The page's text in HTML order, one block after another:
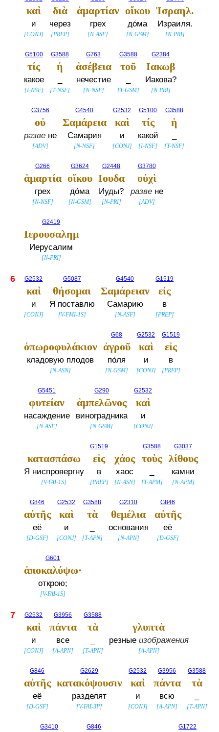
καὶ
и
[CONJ]
διὰ
через
[PREP]
ἁμαρτίαν
грех
[N-ASF]
οἴκου
до́ма
[N-GSM]
Ἰσραηλ.
Израиля.
[N-PRI]
G5100
τίς
какое
[I-NSF]
G3588
ἡ
[T-NSF]
G763
ἀσέβεια
нечестие
[N-NSF]
G3588
τοῦ
[T-GSM]
G2384
Ιακωβ
Иакова?
[N-PRI]
G3756
οὐ
развене
[ADV]
G4540
Σαμάρεια
Самария
[N-NSF]
G2532
καὶ
и
[CONJ]
G5100
τίς
какой
[I-NSF]
G3588
ἡ
[T-NSF]
G266
ἁμαρτία
грех
[N-NSF]
G3624
οἴκου
до́ма
[N-GSM]
G2448
Ιουδα
Иуды?
[N-PRI]
G3780
οὐχὶ
развене
[ADV]
G2419
Ιερουσαλημ
Иерусалим
[N-PRI]
6 G2532
καὶ
и
[CONJ]
G5087
θήσομαι
Я поставлю
[V-FMI-1S]
G4540
Σαμάρειαν
Самарию
[N-ASF]
G1519
εἰς
в
[PREP]
ὀπωροφυλάκιον
кладовую плодов
[N-ASN]
G68
ἀγροῦ
по́ля
[N-GSM]
G2532
καὶ
и
[CONJ]
G1519
εἰς
в
[PREP]
G5451
φυτείαν
насаждение
[N-ASF]
G290
ἀμπελῶνος
виноградника
[N-GSM]
G2532
καὶ
и
[CONJ]
κατασπάσω
Я ниспровергну
[V-FAI-1S]
G1519
εἰς
в
[PREP]
χάος
хаос
[N-ASN]
G3588
τοὺς
[T-APM]
G3037
λίθους
камни
[N-APM]
G846
αὐτῆς
её
[D-GSF]
G2532
καὶ
и
[CONJ]
G3588
τὰ
[T-APN]
G2310
θεμέλια
основания
[N-APN]
G846
αὐτῆς
её
[D-GSF]
G601
ἀποκαλύψω·
открою;
[V-FAI-1S]
7 G2532
καὶ
и
[CONJ]
G3956
πάντα
все
[A-APN]
G3588
τὰ
[T-APN]
γλυπτὰ
резные изображения
[A-APN]
G846
αὐτῆς
её
[D-GSF]
G2629
κατακόψουσιν
разделят
[V-FAI-3P]
G2532
καὶ
и
[CONJ]
G3956
πάντα
всю
[A-APN]
G3588
τὰ
[T-APN]
G3410 G846 G1722